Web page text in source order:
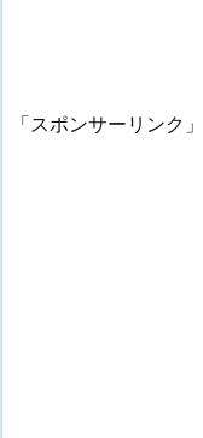
「スポンサーリンク」